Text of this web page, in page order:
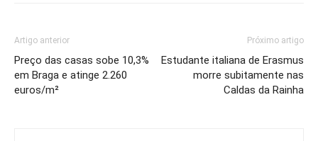
Artigo anterior
Preço das casas sobe 10,3%
em Braga e atinge 2.260
euros/m²
Próximo artigo
Estudante italiana de Erasmus
morre subitamente nas
Caldas da Rainha